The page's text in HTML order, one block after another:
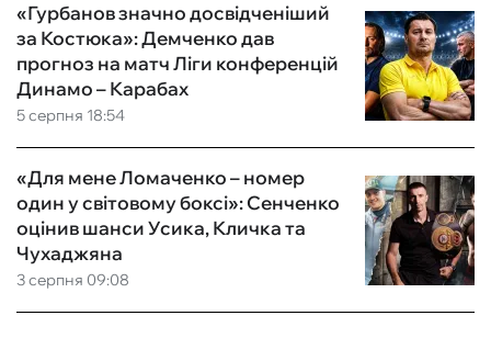
5 серпня 18:54
«Гурбанов значно досвідченіший
за Костюка»: Демченко дав
прогноз на матч Ліги конференцій
Динамо – Карабах
3 серпня 09:08
«Для мене Ломаченко – номер
один у світовому боксі»: Сенченко
оцінив шанси Усика, Кличка та
Чухаджяна